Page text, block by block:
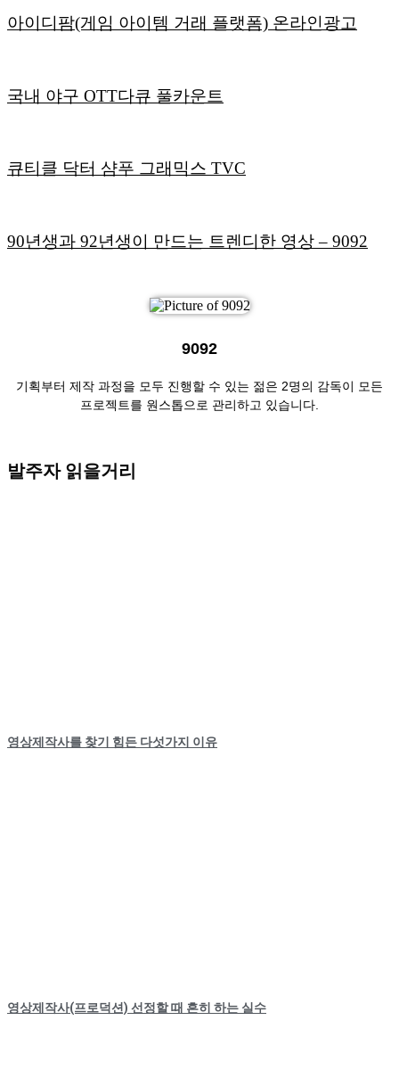
아이디팜(게임 아이템 거래 플랫폼) 온라인광고
국내 야구 OTT다큐 풀카운트
큐티클 닥터 샴푸 그래믹스 TVC
90년생과 92년생이 만드는 트렌디한 영상– 9092
9092
기획부터 제작 과정을 모두 진행할 수 있는 젊은 2명의 감독이 모든
프로젝트를 원스톱으로 관리하고 있습니다.
발주자 읽을거리
영상제작사를 찾기 힘든 다섯가지 이유
영상제작사(프로덕션) 선정할 때 흔히 하는 실수